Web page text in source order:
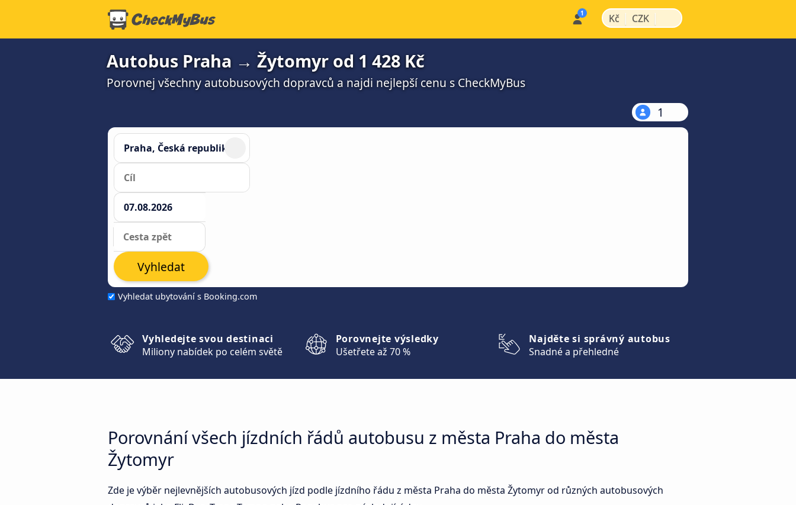
Kč | CZK |
Autobus Praha → Žytomyr od 1 428 Kč
Porovnej všechny autobusových dopravců a najdi nejlepší cenu s CheckMyBus
1
Vyhledat ubytování s Booking.com
Vyhledat
Vyhledejte svou destinaci
Miliony nabídek po celém světě
Porovnejte výsledky
Ušetřete až 70 %
Najděte si správný autobus
Snadné a přehledné
Porovnání všech jízdních řádů autobusu z města Praha do města
Žytomyr
Zde je výběr nejlevnějších autobusových jízd podle jízdního řádu z města Praha do města Žytomyr od různých autobusových